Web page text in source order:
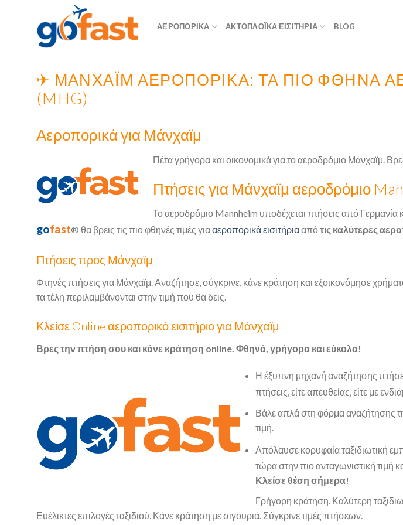
ΑΕΡΟΠΟΡΙΚΆ ΑΚΤΟΠΛΟΪΚΆ ΕΙΣΙΤΉΡΙΑ BLOG
✈ ΜΆΝΧΑΪΜ ΑΕΡΟΠΟΡΙΚΆ: ΤΑ ΠΙΟ ΦΘΗΝΑ
(MHG)
Αεροπορικά για Μάνχαϊμ
Πέτα γρήγορα και οικονομικά για το αεροδρόμιο Μάνχαϊμ.
Πτήσεις για Μάνχαϊμ αεροδρόμιο
Το αεροδρόμιο Mannheim υποδέχεται πτήσεις από Γερμανία
gofast® θα βρεις τις πιο φθηνές τιμές γιααεροπορικά εισιτήριααπότις καλύτερες
Πτήσεις προς Μάνχαϊμ
Φτηνές πτήσεις για Μάνχαϊμ. Αναζήτησε, σύγκρινε, κάνε κράτηση και εξοικονόμησε
τα τέλη περιλαμβάνονται στην τιμή που θα δεις.
Κλείσε Online αεροπορικό εισιτήριο για Μάνχαϊμ
Βρες την πτήση σου και κάνε κράτηση online. Φθηνά, γρήγορα και εύκολα!
Η έξυπνη μηχανή αναζήτησης
πτήσεις, είτε απευθείας, είτε με
Βάλε απλά στη φόρμα αναζήτησης
τιμή.
Απόλαυσε κορυφαία ταξιδιωτική
τώρα στην πιο ανταγωνιστική τιμή
Κλείσε θέση σήμερα!
Γρήγορη κράτηση. Καλύτερη
Ευέλικτες επιλογές ταξιδιού. Κάνε κράτηση με σιγουριά. Σύγκρινε τιμές πτήσεων.